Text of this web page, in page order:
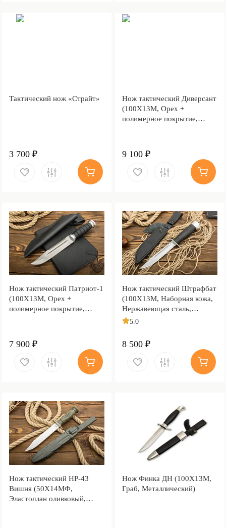
Тактический нож «Страйт»
3 700 ₽
Нож тактический Диверсант
(100Х13М, Орех +
полимерное покрытие,
9 100 ₽
Нож тактический Патриот-1
(100Х13М, Орех +
полимерное покрытие,
7 900 ₽
Нож тактический Штрафбат
(100Х13М, Наборная кожа,
Нержавеющая сталь,
Алюминий)
5.0
8 500 ₽
Нож тактический НР-43
Вишня (50Х14МФ,
Эластоллан оливковый,
Нож Финка ДН (100Х13М,
Граб, Металлический)